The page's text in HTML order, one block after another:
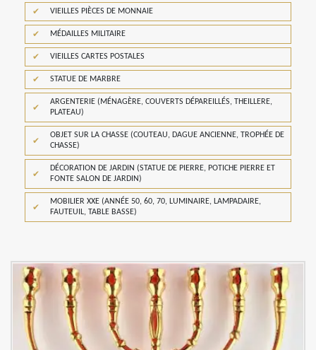
VIEILLES PIÈCES DE MONNAIE
MÉDAILLES MILITAIRE
VIEILLES CARTES POSTALES
STATUE DE MARBRE
ARGENTERIE (MÉNAGÈRE, COUVERTS DÉPAREILLÉS, THEILLERE,
PLATEAU)
OBJET SUR LA CHASSE (COUTEAU, DAGUE ANCIENNE, TROPHÉE DE
CHASSE)
DÉCORATION DE JARDIN (STATUE DE PIERRE, POTICHE PIERRE ET
FONTE SALON DE JARDIN)
MOBILIER XXE (ANNÉE 50, 60, 70, LUMINAIRE, LAMPADAIRE,
FAUTEUIL, TABLE BASSE)